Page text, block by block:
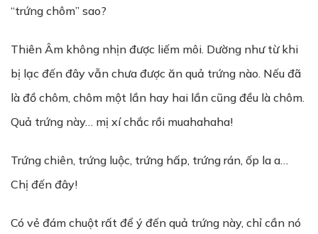
“trứng chôm” sao?
Thiên Âm không nhịn được liếm môi. Dường như từ khi
bị lạc đến đây vẫn chưa được ăn quả trứng nào. Nếu đã
là đồ chôm, chôm một lần hay hai lần cũng đều là chôm.
Quả trứng này… mị xí chắc rồi muahahaha!
Trứng chiên, trứng luộc, trứng hấp, trứng rán, ốp la a…
Chị đến đây!
Có vẻ đám chuột rất để ý đến quả trứng này, chỉ cần nó